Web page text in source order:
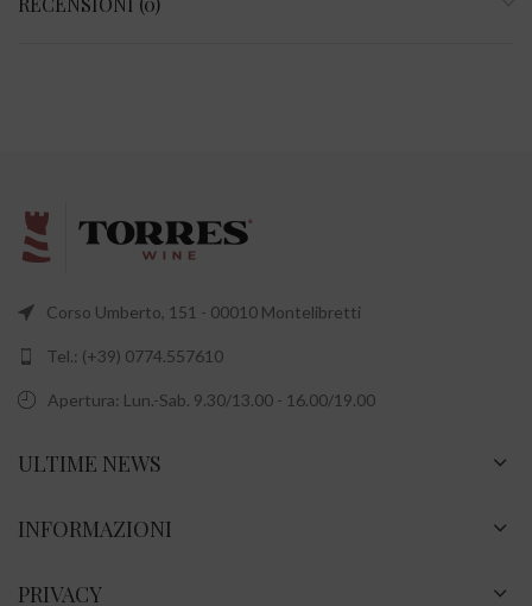
Corso Umberto, 151 - 00010 Montelibretti
Tel.: (+39) 0774.557610
Apertura: Lun.-Sab. 9.30/13.00 - 16.00/19.00
ULTIME NEWS
INFORMAZIONI
PRIVACY